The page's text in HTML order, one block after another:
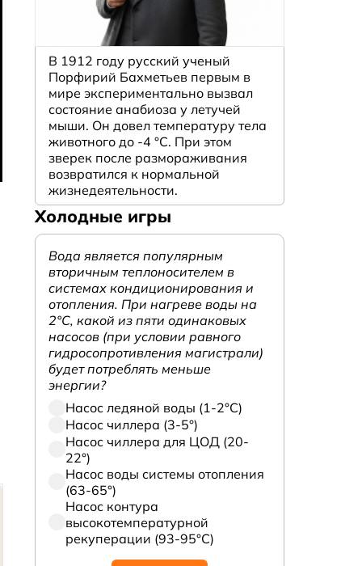
В 1912 году русский ученый
Порфирий Бахметьев первым в
мире экспериментально вызвал
состояние анабиоза у летучей
мыши. Он довел температуру тела
животного до -4 °C. При этом
зверек после размораживания
возвратился к нормальной
жизнедеятельности.
Холодные игры
Вода является популярным
вторичным теплоносителем в
системах кондиционирования и
отопления. При нагреве воды на
2°С, какой из пяти одинаковых
насосов (при условии равного
гидросопротивления магистрали)
будет потреблять меньше
энергии?
Насос ледяной воды (1-2°С)
Насос чиллера (3-5°)
Насос чиллера для ЦОД (20-
22°)
Насос воды системы отопления
(63-65°)
Насос контура
высокотемпературной
рекуперации (93-95°С)